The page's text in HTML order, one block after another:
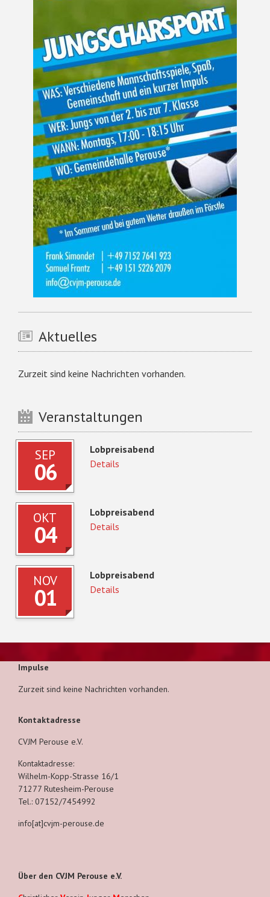
Aktuelles
Zurzeit sind keine Nachrichten vorhanden.
Veranstaltungen
SEP
06
Lobpreisabend
Details
OKT
04
Lobpreisabend
Details
NOV
01
Lobpreisabend
Details
Impulse
Zurzeit sind keine Nachrichten vorhanden.
Kontaktadresse
CVJM Perouse e.V.
Kontaktadresse:
Wilhelm-Kopp-Strasse 16/1
71277 Rutesheim-Perouse
Tel.: 07152/7454992
info[at]cvjm-perouse.de
Über den CVJM Perouse e.V.